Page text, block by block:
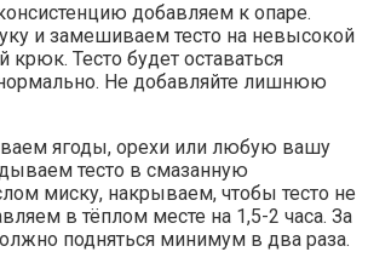
добавляем к опаре.
и замешиваем тесто на невысокой
крюк. Тесто будет оставаться
Не добавляйте лишнюю
ягоды, орехи или любую вашу
тесто в смазанную
миску, накрываем, чтобы тесто не
в тёплом месте на 1,5-2 часа. За
подняться минимум в два раза.